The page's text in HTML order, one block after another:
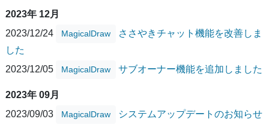
2023年 12月
2023/12/24
MagicalDraw
ささやきチャット機能を改善しま
した
2023/12/05
MagicalDraw サブオーナー機能を追加しました
2023年 09月
2023/09/03
MagicalDraw システムアップデートのお知らせ